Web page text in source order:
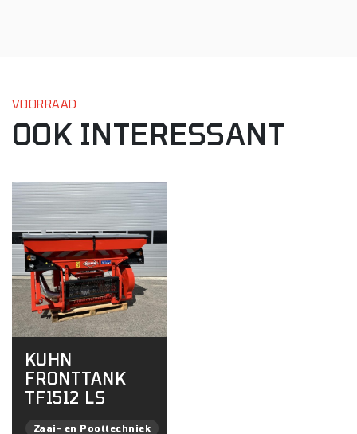
VOORRAAD
OOK INTERESSANT
KUHN
FRONTTANK
TF1512 LS
Zaai- en Poottechniek